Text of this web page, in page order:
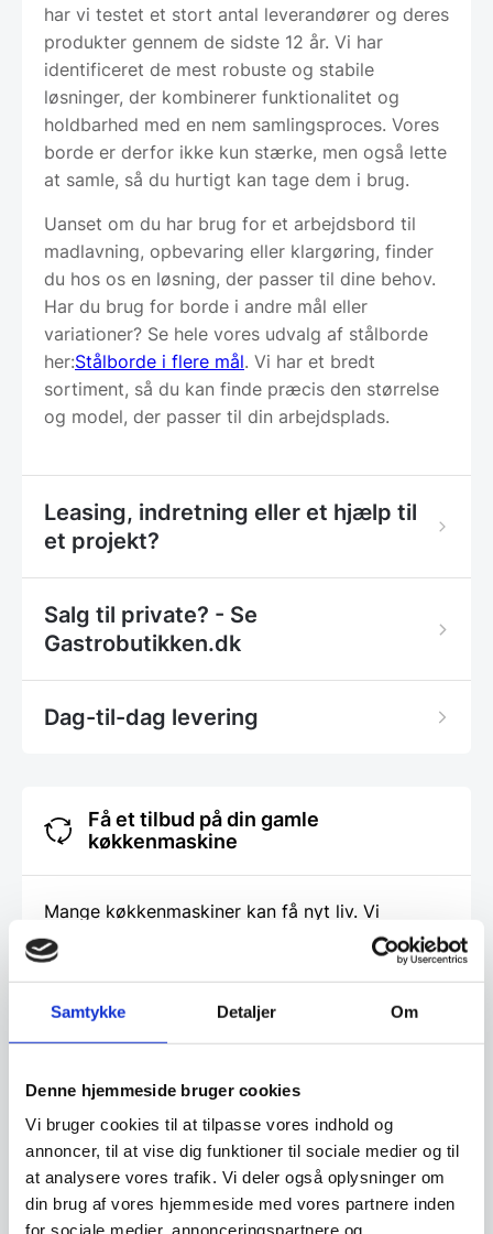
Samtykke Detaljer Om
Denne hjemmeside bruger cookies
Vi bruger cookies til at tilpasse vores indhold og
annoncer, til at vise dig funktioner til sociale medier og til
at analysere vores trafik. Vi deler også oplysninger om
din brug af vores hjemmeside med vores partnere inden
for sociale medier, annonceringspartnere og
har vi testet et stort antal leverandører og deres
produkter gennem de sidste 12 år. Vi har
identificeret de mest robuste og stabile
løsninger, der kombinerer funktionalitet og
holdbarhed med en nem samlingsproces. Vores
borde er derfor ikke kun stærke, men også lette
at samle, så du hurtigt kan tage dem i brug.
Uanset om du har brug for et arbejdsbord til
madlavning, opbevaring eller klargøring, finder
du hos os en løsning, der passer til dine behov.
Har du brug for borde i andre mål eller
variationer? Se hele vores udvalg af stålborde
her:Stålborde i flere mål. Vi har et bredt
sortiment, så du kan finde præcis den størrelse
og model, der passer til din arbejdsplads.
Leasing, indretning eller et hjælp til
et projekt?
Salg til private? - Se
Gastrobutikken.dk
Dag-til-dag levering
Få et tilbud på din gamle
køkkenmaskine
Mange køkkenmaskiner kan få nyt liv. Vi
tilbagekøber hvert år mange maskiner af alle
fabrikater, som vi renoverer og sælger igen. Få
Finansiering
Ønsker du at få dine varer finansieret har vi